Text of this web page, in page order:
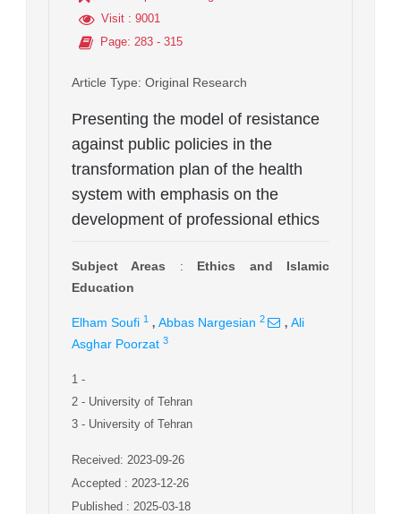
Visit : 9001
Page: 283 - 315
Article Type: Original Research
Presenting the model of resistance
against public policies in the
transformation plan of the health
system with emphasis on the
development of professional ethics
Subject Areas : Ethics and Islamic
Education
Elham Soufi 1 , Abbas Nargesian 2 , Ali
Asghar Poorzat 3
1 -
2 - University of Tehran
3 - University of Tehran
Received: 2023-09-26
Accepted : 2023-12-26
Published : 2025-03-18